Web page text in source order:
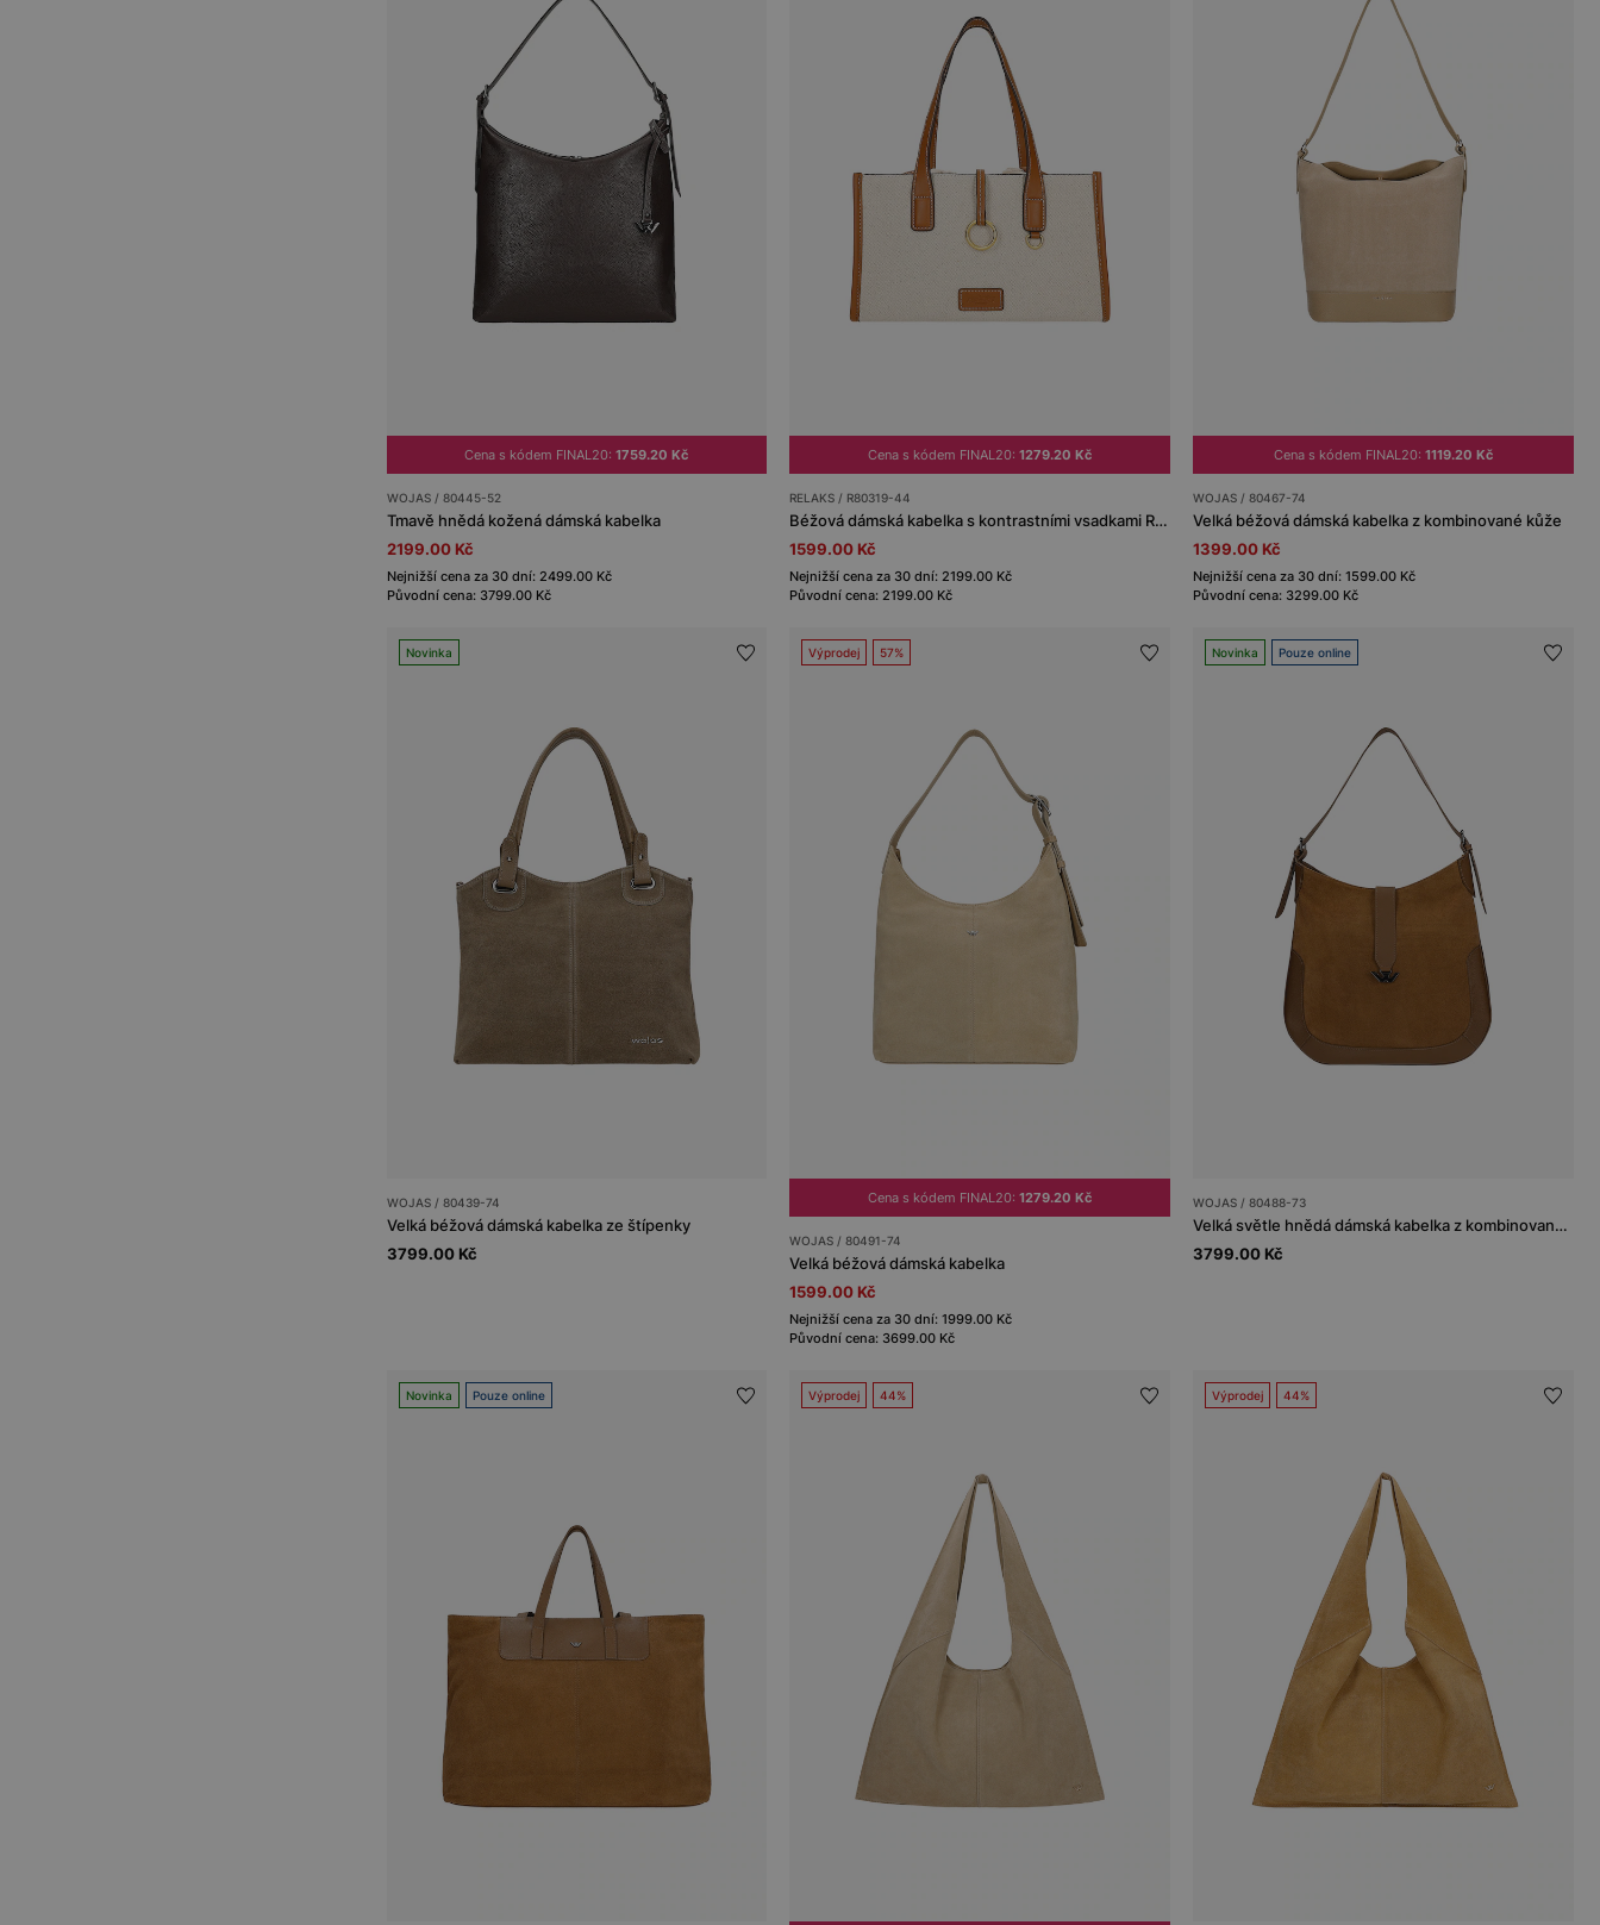
Cena s kódem FINAL20:1759.20 Kč
WOJAS / 80445-52
Tmavě hnědá kožená dámská kabelka
2199.00 Kč
Nejnižší cena za 30 dní: 2499.00 Kč
Původní cena: 3799.00 Kč
Cena s kódem FINAL20:1279.20 Kč
RELAKS / R80319-44
Béžová dámská kabelka s kontrastními vsadkami RELAKS
1599.00 Kč
Nejnižší cena za 30 dní: 2199.00 Kč
Původní cena: 2199.00 Kč
Cena s kódem FINAL20:1119.20 Kč
WOJAS / 80467-74
Velká béžová dámská kabelka z kombinované kůže
1399.00 Kč
Nejnižší cena za 30 dní: 1599.00 Kč
Původní cena: 3299.00 Kč
Novinka
WOJAS / 80439-74
Velká béžová dámská kabelka ze štípenky
3799.00 Kč
Výprodej 57%
Cena s kódem FINAL20:1279.20 Kč
WOJAS / 80491-74
Velká béžová dámská kabelka
1599.00 Kč
Nejnižší cena za 30 dní: 1999.00 Kč
Původní cena: 3699.00 Kč
Novinka Pouze online
WOJAS / 80488-73
Velká světle hnědá dámská kabelka z kombinované kůže
3799.00 Kč
Novinka Pouze online Výprodej 44% Výprodej 44%